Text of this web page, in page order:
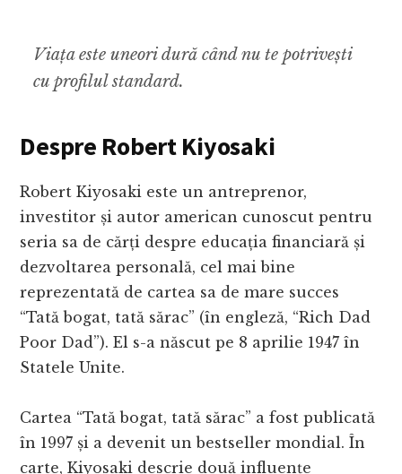
Viața este uneori dură când nu te potrivești
cu profilul standard.
Despre Robert Kiyosaki
Robert Kiyosaki este un antreprenor,
investitor și autor american cunoscut pentru
seria sa de cărți despre educația financiară și
dezvoltarea personală, cel mai bine
reprezentată de cartea sa de mare succes
“Tată bogat, tată sărac” (în engleză, “Rich Dad
Poor Dad”). El s-a născut pe 8 aprilie 1947 în
Statele Unite.
Cartea “Tată bogat, tată sărac” a fost publicată
în 1997 și a devenit un bestseller mondial. În
carte, Kiyosaki descrie două influențe